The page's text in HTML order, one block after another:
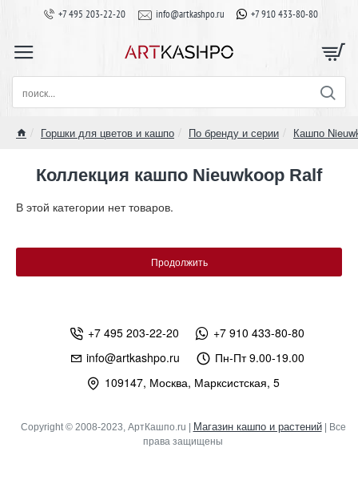
+7 495 203-22-20 info@artkashpo.ru +7 910 433-80-80
поиск...
Горшки для цветов и кашпо По бренду и серии Кашпо
Коллекция кашпо Nieuwkoop Ralf
В этой категории нет товаров.
Продолжить
+7 495 203-22-20
+7 910 433-80-80
info@artkashpo.ru
Пн-Пт 9.00-19.00
109147, Москва, Марксистская, 5
Copyright © 2008-2023, АртКашпо.ru | Магазин кашпо и растений| Все
права защищены